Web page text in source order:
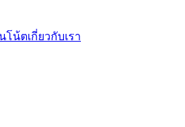
โน้ตเกี่ยวกับเรา